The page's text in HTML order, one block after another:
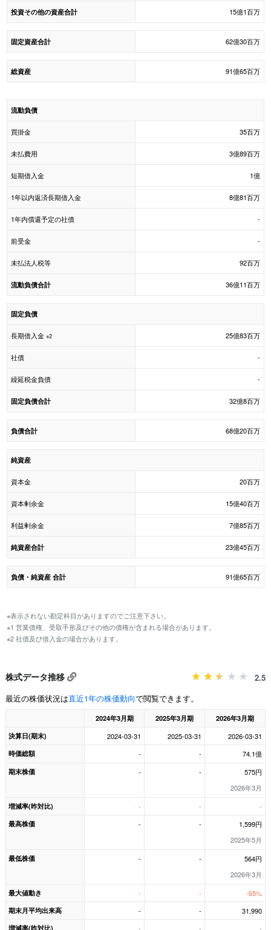
投資その他の資産合計 15億1百万
固定資産合計 62億30百万
総資産 91億65百万
流動負債
買掛金 35百万
未払費用 3億89百万
短期借入金 1億
1年以内返済長期借入金 8億81百万
1年内償還予定の社債 -
前受金 -
未払法人税等 92百万
流動負債合計 36億11百万
固定負債
長期借入金 ※2 25億83百万
社債 -
繰延税金負債 -
固定負債合計 32億8百万
負債合計 68億20百万
純資産
資本金 20百万
資本剰余金 15億40百万
利益剰余金 7億85百万
純資産合計 23億45百万
負債・純資産 合計 91億65百万
※表示されない勘定科目がありますのでご注意下さい。
※1 営業債権、受取手形及びその他の債権が含まれる場合があります。
※2 社債及び借入金の場合があります。
株式データ推移
2.5
最近の株価状況は直近1年の株価動向で閲覧できます。
2024年3月期 2025年3月期
2026年3月期
決算日(期末)
2024-03-31 2025-03-31 2026-03-31
時価総額 - - 74.1億
期末株価 - -
575円
2026年3月
増減率(昨対比) - - -
最高株価 - -
1,599円
2025年5月
最低株価 - -
564円
2026年3月
最大値動き - - -65%
期末月平均出来高 - - 31,990
増減率(昨対比)